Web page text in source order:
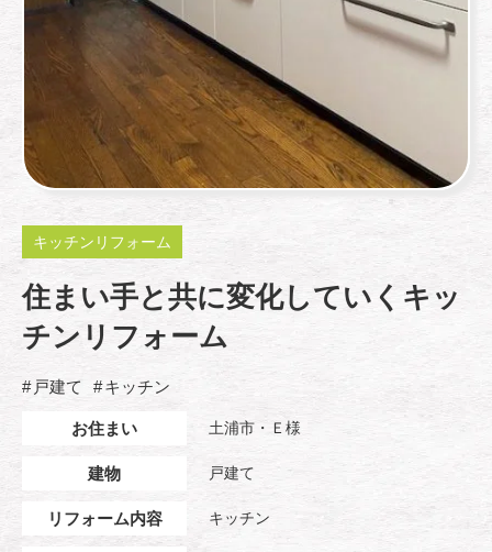
キッチンリフォーム
住まい手と共に変化していくキッ
チンリフォーム
戸建て キッチン
お住まい 土浦市・Ｅ様
建物 戸建て
リフォーム内容 キッチン